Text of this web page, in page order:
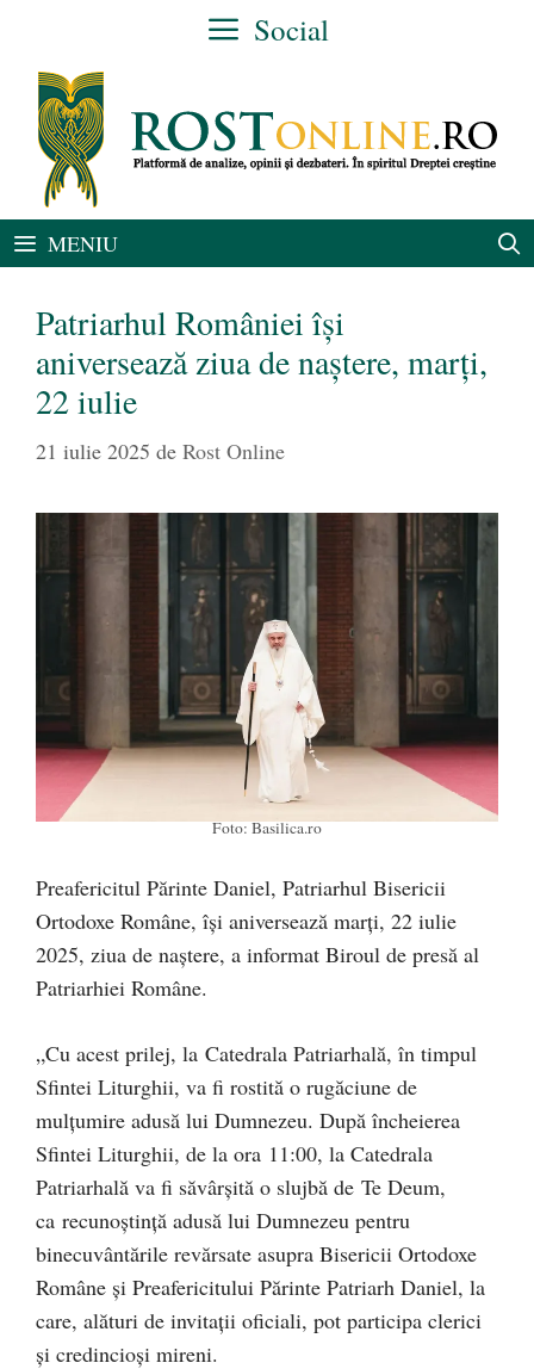
conținut
Social
MENIU
Patriarhul României își
aniversează ziua de naștere, marți,
22 iulie
21 iulie 2025 de Rost Online
Foto: Basilica.ro
Preafericitul Părinte Daniel, Patriarhul Bisericii
Ortodoxe Române, își aniversează marți, 22 iulie
2025, ziua de naștere, a informat Biroul de presă al
Patriarhiei Române.
„Cu acest prilej, la Catedrala Patriarhală, în timpul
Sfintei Liturghii, va fi rostită o rugăciune de
mulțumire adusă lui Dumnezeu. După încheierea
Sfintei Liturghii, de la ora 11:00, la Catedrala
Patriarhală va fi săvârșită o slujbă de Te Deum,
ca recunoștință adusă lui Dumnezeu pentru
binecuvântările revărsate asupra Bisericii Ortodoxe
Române și Preafericitului Părinte Patriarh Daniel, la
care, alături de invitații oficiali, pot participa clerici
și credincioși mireni.